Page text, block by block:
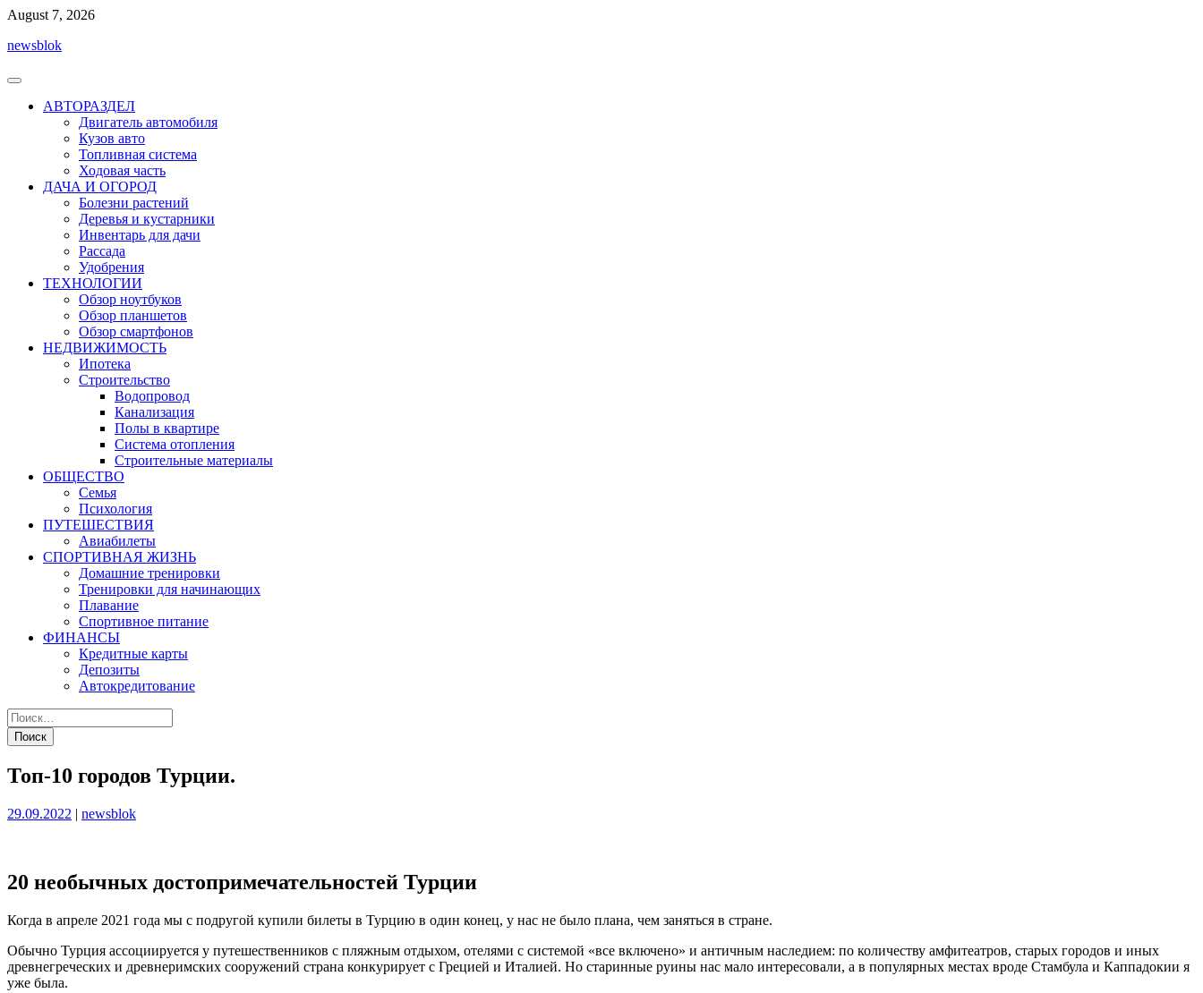
Перейти
содержимому
August 7, 2026
newsblok
АВТОРАЗДЕЛ
Двигатель автомобиля
Кузов авто
Топливная система
Ходовая часть
ДАЧА И ОГОРОД
Болезни растений
Деревья и кустарники
Инвентарь для дачи
Рассада
Удобрения
ТЕХНОЛОГИИ
Обзор ноутбуков
Обзор планшетов
Обзор смартфонов
НЕДВИЖИМОСТЬ
Ипотека
Строительство
Водопровод
Канализация
Полы в квартире
Система отопления
Строительные материалы
ОБЩЕСТВО
Семья
Психология
ПУТЕШЕСТВИЯ
Авиабилеты
СПОРТИВНАЯ ЖИЗНЬ
Домашние тренировки
Тренировки для начинающих
Плавание
Спортивное питание
ФИНАНСЫ
Кредитные карты
Депозиты
Автокредитование
Топ-10 городов Турции.
Опубликовано
29.09.2022 | Опубликовано
newsblok
20 необычных достопримечательностей Турции
Когда в апреле 2021 года мы с подругой купили билеты в Турцию в один конец, у нас не было плана, чем заняться в стране.
Обычно Турция ассоциируется у путешественников с пляжным отдыхом, отелями с системой «все включено» и античным наследием: по количеству амфитеатров, старых городов и иных
древнегреческих и древнеримских сооружений страна конкурирует с Грецией и Италией. Но старинные руины нас мало интересовали, а в популярных местах вроде Стамбула и Каппадокии я
уже была.